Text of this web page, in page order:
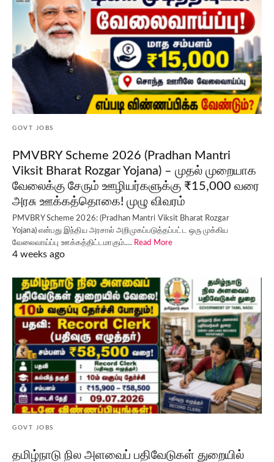
GOVT JOBS
PMVBRY Scheme 2026 (Pradhan Mantri
Viksit Bharat Rozgar Yojana) – முதல் முறையாக
வேலைக்கு சேரும் ஊழியர்களுக்கு ₹15,000 வரை
அரசு ஊக்கத்தொகை! முழு விவரம்
PMVBRY Scheme 2026: (Pradhan Mantri Viksit Bharat Rozgar
Yojana) என்பது இந்திய அரசால் அறிமுகப்படுத்தப்பட்ட ஒரு முக்கிய
வேலைவாய்ப்பு ஊக்கத்திட்டமாகும்.… Read More
4 weeks ago
GOVT JOBS
தமிழ்நாடு நில அளவைப் பதிவேடுகள் துறையில்